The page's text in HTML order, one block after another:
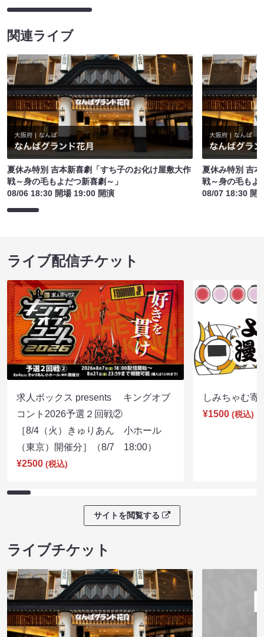
関連ライブ
夏休み特別 吉本新喜劇「すち子のお化け屋敷大作
戦～身の毛もよだつ新喜劇～」
08/06 18:30 開場 19:00 開演
夏休み特別 吉
戦～身の毛もよ
08/07 18:30 開
ライブ配信チケット
求人ボックス presents キングオブ
コント2026予選２回戦②
［8/4（火）きゅりあん 小ホール
（東京）開催分］（8/7 18:00）
¥2500 (税込)
しみちゃむ
¥1500 (税込)
サイトを閲覧する
ライブチケット